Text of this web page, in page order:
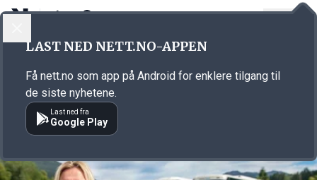
Annonsørinnhold
LAST NED NETT.NO-APPEN
Få nett.no som app på Android for enklere tilgang til
de siste nyhetene.
Last ned fra
Google Play